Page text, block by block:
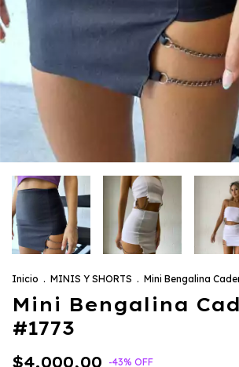
Inicio . MINIS Y SHORTS . Mini Bengalina
Mini Bengalina
#1773
$4.000,00 -43% OFF